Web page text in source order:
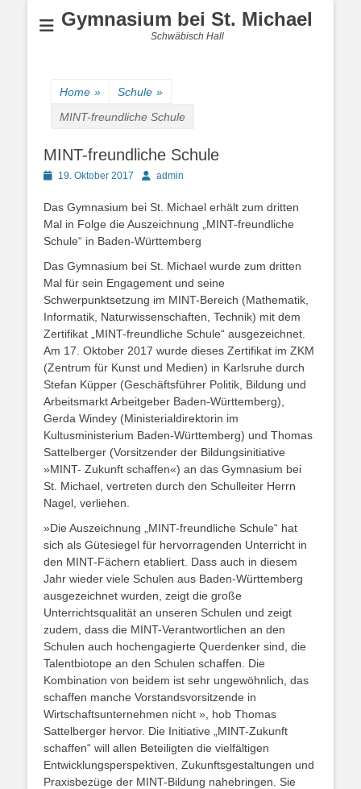
Gymnasium bei St. Michael
Schwäbisch Hall
Home » Schule »
MINT-freundliche Schule
MINT-freundliche Schule
Posted19. Oktober 2017 Authoradmin
Das Gymnasium bei St. Michael erhält zum dritten
Mal in Folge die Auszeichnung „MINT-freundliche
Schule“ in Baden-Württemberg
Das Gymnasium bei St. Michael wurde zum dritten
Mal für sein Engagement und seine
Schwerpunktsetzung im MINT-Bereich (Mathematik,
Informatik, Naturwissenschaften, Technik) mit dem
Zertifikat „MINT-freundliche Schule“ ausgezeichnet.
Am 17. Oktober 2017 wurde dieses Zertifikat im ZKM
(Zentrum für Kunst und Medien) in Karlsruhe durch
Stefan Küpper (Geschäftsführer Politik, Bildung und
Arbeitsmarkt Arbeitgeber Baden-Württemberg),
Gerda Windey (Ministerialdirektorin im
Kultusministerium Baden-Württemberg) und Thomas
Sattelberger (Vorsitzender der Bildungsinitiative
»MINT- Zukunft schaffen«) an das Gymnasium bei
St. Michael, vertreten durch den Schulleiter Herrn
Nagel, verliehen.
»Die Auszeichnung „MINT-freundliche Schule“ hat
sich als Gütesiegel für hervorragenden Unterricht in
den MINT-Fächern etabliert. Dass auch in diesem
Jahr wieder viele Schulen aus Baden-Württemberg
ausgezeichnet wurden, zeigt die große
Unterrichtsqualität an unseren Schulen und zeigt
zudem, dass die MINT-Verantwortlichen an den
Schulen auch hochengagierte Querdenker sind, die
Talentbiotope an den Schulen schaffen. Die
Kombination von beidem ist sehr ungewöhnlich, das
schaffen manche Vorstandsvorsitzende in
Wirtschaftsunternehmen nicht », hob Thomas
Sattelberger hervor. Die Initiative „MINT-Zukunft
schaffen“ will allen Beteiligten die vielfältigen
Entwicklungsperspektiven, Zukunftsgestaltungen und
Praxisbezüge der MINT-Bildung nahebringen. Sie